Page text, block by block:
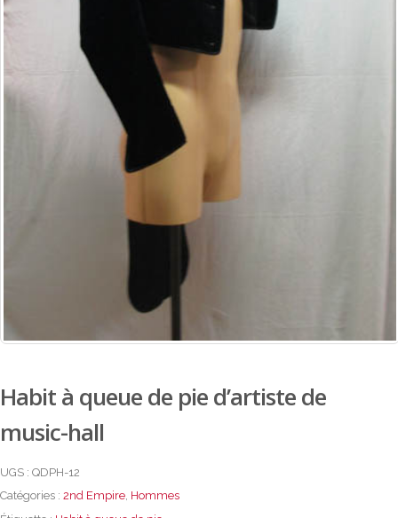
Habit à queue de pie d’artiste de
music-hall
UGS : QDPH-12
Catégories : 2nd Empire, Hommes